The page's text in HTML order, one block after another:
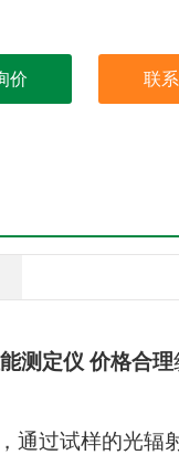
价 联
测定仪 价格合理
通过试样的光辐